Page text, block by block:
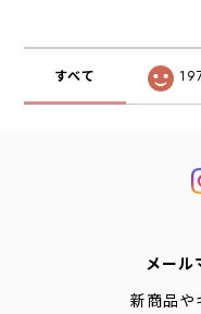
すべて
メール
新商品や